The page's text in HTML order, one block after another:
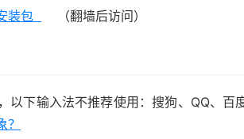
装包 （翻墙后访问）
下输入法不推荐使用：搜狗、QQ、百